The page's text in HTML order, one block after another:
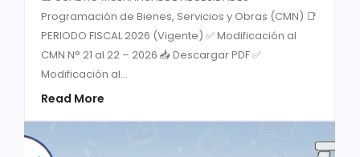
Programación de Bienes, Servicios y Obras (CMN) 📑
PERIODO FISCAL 2026 (Vigente) ✅ Modificación al
CMN N° 21 al 22 – 2026 📥 Descargar PDF ✅
Modificación al...
Read More